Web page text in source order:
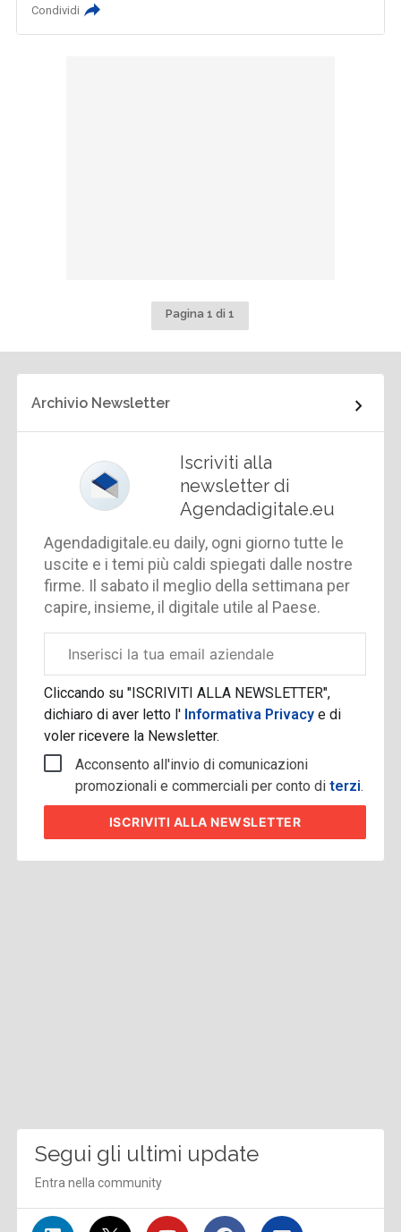
Condividi
Pagina 1 di 1
Archivio Newsletter
Iscriviti alla
newsletter di
Agendadigitale.eu
Agendadigitale.eu daily, ogni giorno tutte le
uscite e i temi più caldi spiegati dalle nostre
firme. Il sabato il meglio della settimana per
capire, insieme, il digitale utile al Paese.
aziendale
Cliccando su "ISCRIVITI ALLA NEWSLETTER",
dichiaro di aver letto l' Informativa Privacye di
voler ricevere la Newsletter.
Acconsento all'invio di comunicazioni
promozionali e commerciali per conto diterzi.
ISCRIVITI ALLA NEWSLETTER
Segui gli ultimi update
Entra nella community